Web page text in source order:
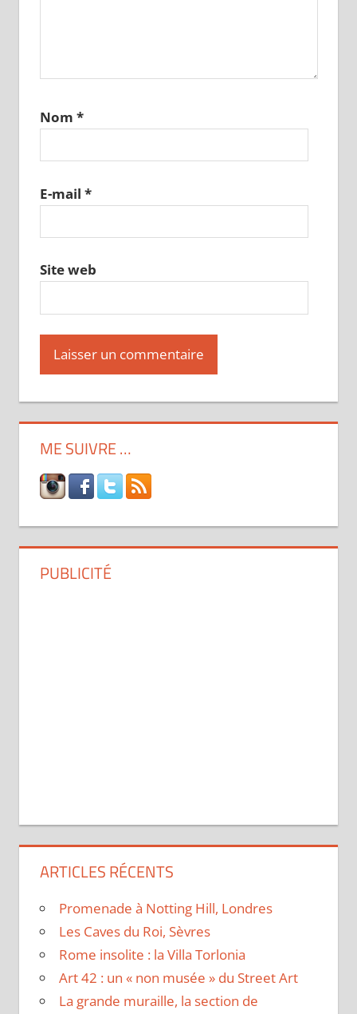
Nom *
E-mail *
Site web
ME SUIVRE …
PUBLICITÉ
ARTICLES RÉCENTS
Promenade à Notting Hill, Londres
Les Caves du Roi, Sèvres
Rome insolite : la Villa Torlonia
Art 42 : un « non musée » du Street Art
La grande muraille, la section de